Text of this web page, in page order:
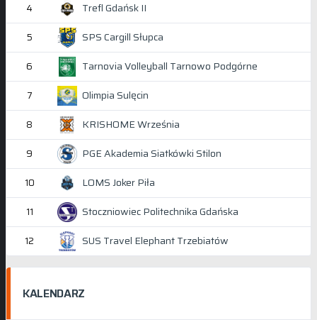
4 Trefl Gdańsk II
5 SPS Cargill Słupca
6 Tarnovia Volleyball Tarnowo Podgórne
7 Olimpia Sulęcin
8 KRISHOME Września
9 PGE Akademia Siatkówki Stilon
10 LOMS Joker Piła
11 Stoczniowiec Politechnika Gdańska
12 SUS Travel Elephant Trzebiatów
KALENDARZ